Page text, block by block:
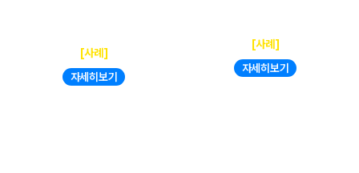
[사례]
자세히보기
[사례]
자세히보기